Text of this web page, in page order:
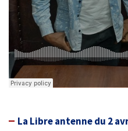
La Libre antenne du 2